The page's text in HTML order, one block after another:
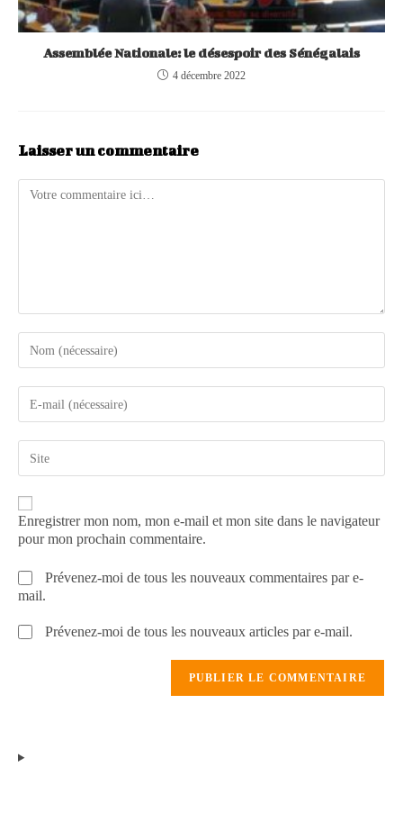
Assemblée Nationale: le désespoir des Sénégalais
4 décembre 2022
Laisser un commentaire
Enregistrer mon nom, mon e-mail et mon site dans le navigateur
pour mon prochain commentaire.
Prévenez-moi de tous les nouveaux commentaires par e-
mail.
Prévenez-moi de tous les nouveaux articles par e-mail.